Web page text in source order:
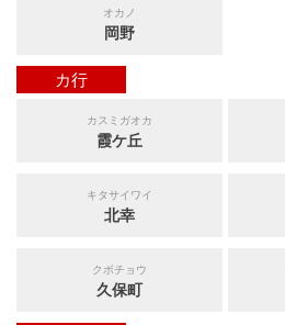
オカノ
岡野
カ行
カスミガオカ
霞ケ丘
キタサイワイ
北幸
クボチョウ
久保町